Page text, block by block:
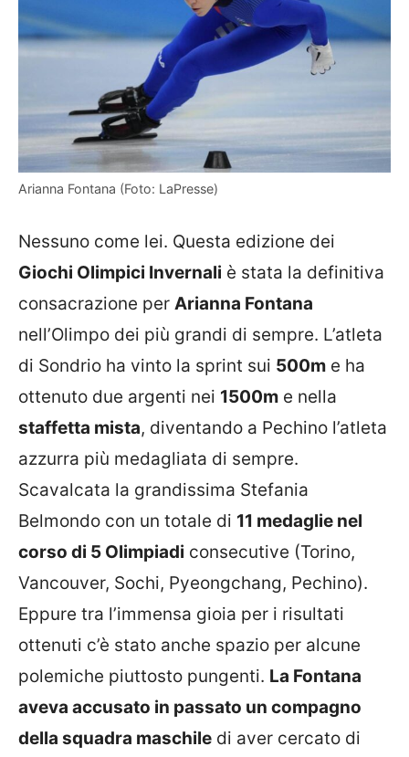
Arianna Fontana (Foto: LaPresse)
Nessuno come lei. Questa edizione dei
Giochi Olimpici Invernali è stata la definitiva
consacrazione per Arianna Fontana
nell’Olimpo dei più grandi di sempre. L’atleta
di Sondrio ha vinto la sprint sui 500m e ha
ottenuto due argenti nei 1500m e nella
staffetta mista, diventando a Pechino l’atleta
azzurra più medagliata di sempre.
Scavalcata la grandissima Stefania
Belmondo con un totale di 11 medaglie nel
corso di 5 Olimpiadi consecutive (Torino,
Vancouver, Sochi, Pyeongchang, Pechino).
Eppure tra l’immensa gioia per i risultati
ottenuti c’è stato anche spazio per alcune
polemiche piuttosto pungenti. La Fontana
aveva accusato in passato un compagno
della squadra maschile di aver cercato di